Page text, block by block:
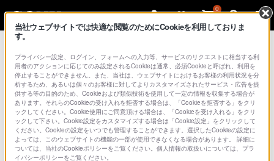
0
文書番号 : 00350738 / 最終更新日 : 2026/06/11
連絡帳／連絡先に登録している情
報をバックアップ･データ移行す
当社ウェブサイトでは快適な閲覧のためにCookieを利用しておりま
す。
プライバシー設定、ログイン、フォームへの入力等、サービスのリクエストに相当する利
用者のアクションに応じてのみ設定されるCookieは通常、必須Cookieと呼ばれ、利用を
停止することができません。また、当社は、ウェブサイトにおけるお客様の利用状況を分
析するため、あるいは個々のお客様に対してよりカスタマイズされたサービス・広告を提
供する等の目的のため、Cookieおよび類似技術を使用して一定の情報を収集する場合が
あります。それらのCookieの受け入れを拒否する場合は、「Cookieを拒否する」をクリ
ックしてください。Cookie使用にご同意頂ける場合は、「Cookieを受け入れる」をクリ
ックして下さい。Cookie設定をカスタマイズする場合は「Cookie設定」をクリックして
ください。Cookieの設定をいつでも管理することができます。選択したCookieの設定に
よっては、このウェブサイトの機能の一部が使用できなくなる場合があります。 詳細に
ついては、当社のCookieポリシーをご覧ください。個人情報の取扱いについては、プラ
イバシーポリシーをご覧ください。